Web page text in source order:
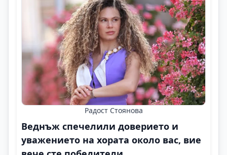
Радост Стоянова
Веднъж спечелили доверието и
уважението на хората около вас, вие